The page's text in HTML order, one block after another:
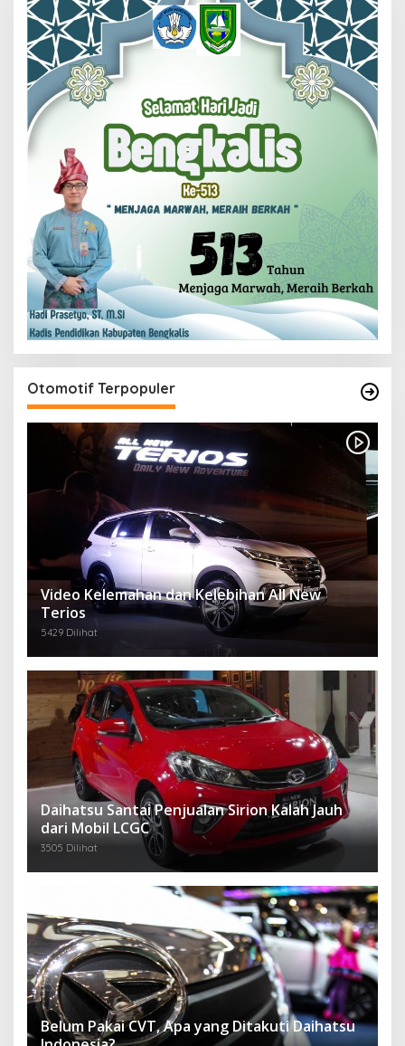
Otomotif Terpopuler
Video Kelemahan dan Kelebihan All New
Terios
5429 Dilihat
Daihatsu Santai Penjualan Sirion Kalah Jauh
dari Mobil LCGC
3505 Dilihat
Belum Pakai CVT, Apa yang Ditakuti Daihatsu